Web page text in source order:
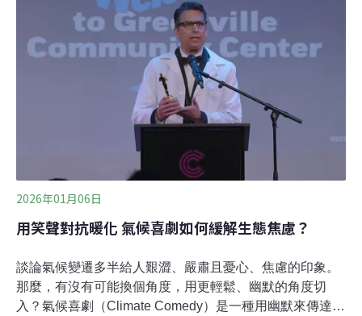
區配電公司Firstlight Network以及電力零售商的營運服務
費用。有別於台灣實施全國統一電價，紐西蘭採行區域電
價，反映該地區的電力生產、傳輸、分送、零售與其他費
2026年01月06日
用笑聲對抗暖化 氣候喜劇如何緩解生態焦慮？
談論氣候變遷多半給人艱澀、嚴肅且憂心、焦慮的印象。
那麼，有沒有可能換個角度，用更輕鬆、幽默的角度切
入？氣候喜劇（Climate Comedy）是一種用幽默來傳達氣